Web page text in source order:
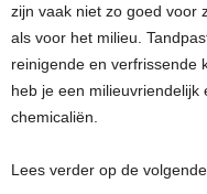
zijn vaak niet zo goed voor
als voor het milieu.
reinigende en verfrissende
heb je een
chemicaliën.
Lees verder op de